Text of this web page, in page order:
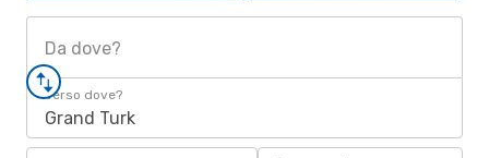
Da dove?
Verso dove?
Grand Turk